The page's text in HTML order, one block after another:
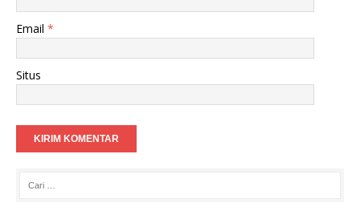
Email *
Situs